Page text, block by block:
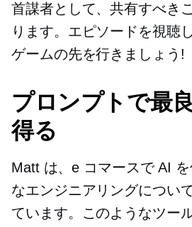
首謀者として、共有すべき
ります。エピソードを視聴
ゲームの先を行きましょう!
プロンプトで最
得る
Matt は、e コマースで AI
なエンジニアリングについ
ています。このようなツー